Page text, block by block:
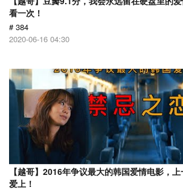
看一次！
# 384
2020-06-16 04:30
【越哥】2016年争议最大的韩国爱情电影，
爱上！